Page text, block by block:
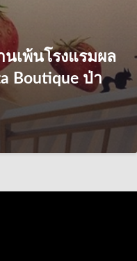
นเพ้นโรงแรมผล
Boutique ป่า